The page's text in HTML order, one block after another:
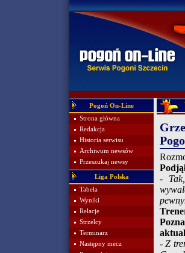
Pogoń On-Line
Strona główna
Redakcja
Historia serwisu
Archiwum newsów
Przeszukaj newsy
Liga Polska
Tabela
Wyniki
Relacje
Strzelcy
Terminarz
Następny mecz
-
- Z